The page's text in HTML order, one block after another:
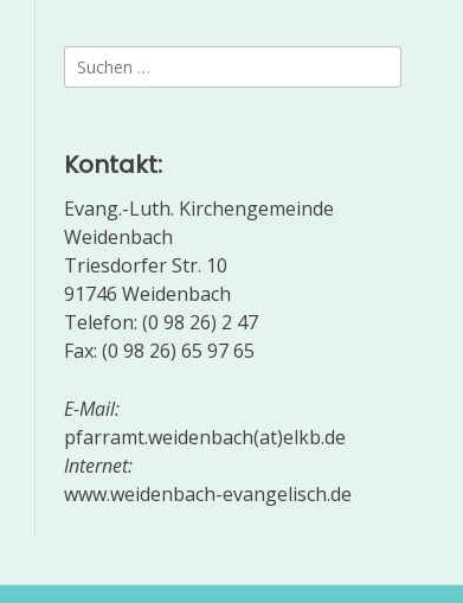
Suchen
nach:
Kontakt:
Evang.-Luth. Kirchengemeinde
Weidenbach
Triesdorfer Str. 10
91746 Weidenbach
Telefon: (0 98 26) 2 47
Fax: (0 98 26) 65 97 65
E-Mail:
pfarramt.weidenbach(at)elkb.de
Internet:
www.weidenbach-evangelisch.de